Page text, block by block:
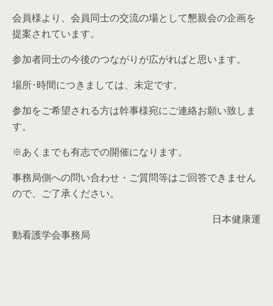
会員様より、会員同士の交流の場として懇親会の企画を
提案されています。
参加者同士の今後のつながりが広がればと思います。
場所･時間につきましては、未定です。
参加をご希望される方は幹事様宛にご連絡お願い致しま
す。
※あくまでも有志での開催になります。
事務局側への問い合わせ・ご質問等はご回答できません
ので、ご了承ください。
日本健康運
動看護学会事務局